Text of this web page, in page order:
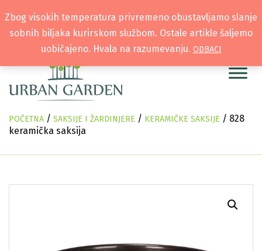
POČETNA / SAKSIJE I ŽARDINJERE / KERAMIČKE SAKSIJE / 828
keramička saksija
Zbog visokih temperatura privremeno obustavljamo slanje
sobnih biljaka kurirskom službom. Ostale artikle šaljemo
uobičajeno. Hvala na razumevanju. ODBACI